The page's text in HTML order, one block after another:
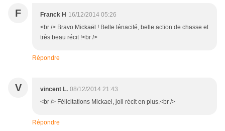
F Franck H 16/12/2014 05:26
<br /> Bravo Mickaël ! Belle ténacité, belle action de chasse et
très beau récit !<br />
Répondre
V vincent L. 08/12/2014 21:43
<br /> Félicitations Mickael, joli récit en plus.<br />
Répondre